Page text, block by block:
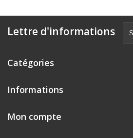
Lettre d'informations
Catégories
Informations
Mon compte